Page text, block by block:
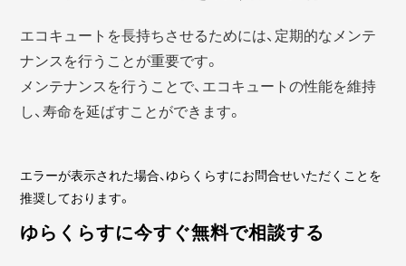
エコキュートを長持ちさせるためには、定期的なメンテ
ナンスを行うことが重要です。
メンテナンスを行うことで、エコキュートの性能を維持
し、寿命を延ばすことができます。
エラーが表示された場合、ゆらくらすにお問合せいただくことを
推奨しております。
ゆらくらすに今すぐ無料で相談する